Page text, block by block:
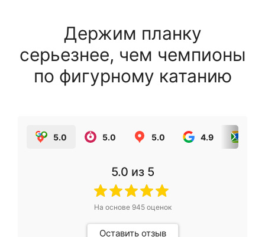
Держим планку
серьезнее, чем чемпионы
по фигурному катанию
5.0 5.0 5.0 4.9
5.0 из 5
На основе 945оценок
Оставить отзыв